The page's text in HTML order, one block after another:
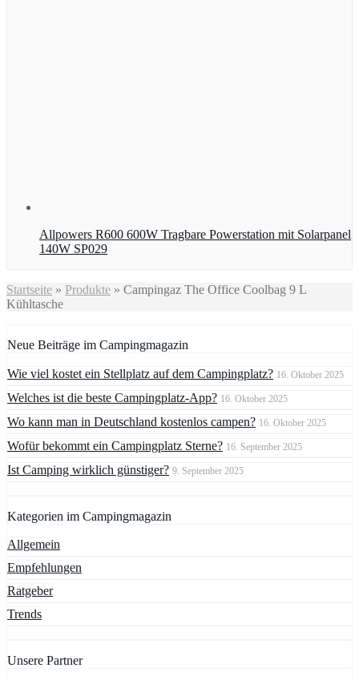
Allpowers R600 600W Tragbare Powerstation mit Solarpanel
140W SP029
Startseite » Produkte » Campingaz The Office Coolbag 9 L
Kühltasche
Neue Beiträge im Campingmagazin
Wie viel kostet ein Stellplatz auf dem Campingplatz? 16. Oktober 2025
Welches ist die beste Campingplatz-App? 16. Oktober 2025
Wo kann man in Deutschland kostenlos campen? 16. Oktober 2025
Wofür bekommt ein Campingplatz Sterne? 16. September 2025
Ist Camping wirklich günstiger? 9. September 2025
Kategorien im Campingmagazin
Allgemein
Empfehlungen
Ratgeber
Trends
Unsere Partner